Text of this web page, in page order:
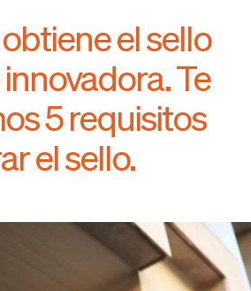
el sello
Te
5 requisitos
el sello.